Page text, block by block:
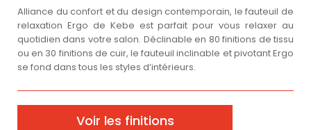
Alliance du confort et du design contemporain, le fauteuil de
relaxation Ergo de Kebe est parfait pour vous relaxer au
quotidien dans votre salon. Déclinable en 80 finitions de tissu
ou en 30 finitions de cuir, le fauteuil inclinable et pivotant Ergo
se fond dans tous les styles d’intérieurs.
Voir les finitions